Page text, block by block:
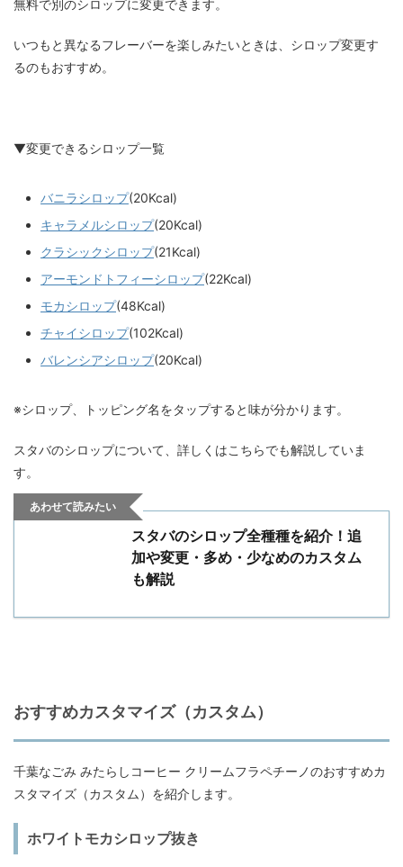
無料で別のシロップに変更できます。
いつもと異なるフレーバーを楽しみたいときは、シロップ変更す
るのもおすすめ。
▼変更できるシロップ一覧
バニラシロップ(20Kcal)
キャラメルシロップ(20Kcal)
クラシックシロップ(21Kcal)
アーモンドトフィーシロップ(22Kcal)
モカシロップ(48Kcal)
チャイシロップ(102Kcal)
バレンシアシロップ(20Kcal)
※シロップ、トッピング名をタップすると味が分かります。
スタバのシロップについて、詳しくはこちらでも解説していま
す。
あわせて読みたい
スタバのシロップ全種種を紹介！追
加や変更・多め・少なめのカスタム
も解説
おすすめカスタマイズ（カスタム）
千葉なごみ みたらしコーヒー クリームフラペチーノのおすすめカ
スタマイズ（カスタム）を紹介します。
ホワイトモカシロップ抜き